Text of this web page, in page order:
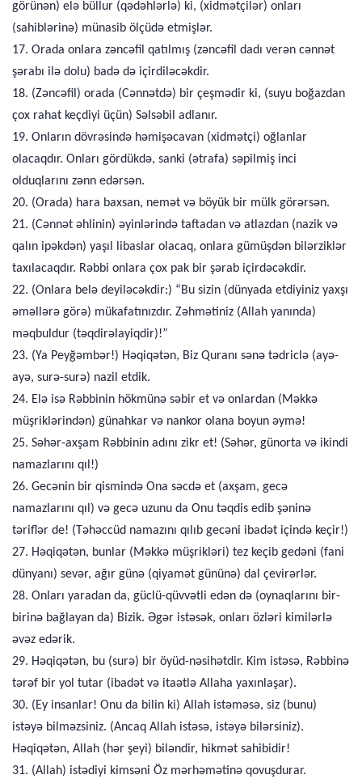
görünən) elə büllur (qədəhlərlə) ki, (xidmətçilər) onları
(sahiblərinə) münasib ölçüdə etmişlər.
17. Orada onlara zəncəfil qatılmış (zəncəfil dadı verən cənnət
şərabı ilə dolu) badə də içirdiləcəkdir.
18. (Zəncəfil) orada (Cənnətdə) bir çeşmədir ki, (suyu boğazdan
çox rahat keçdiyi üçün) Səlsəbil adlanır.
19. Onların dövrəsində həmişəcavan (xidmətçi) oğlanlar
olacaqdır. Onları gördükdə, sanki (ətrafa) səpilmiş inci
olduqlarını zənn edərsən.
20. (Orada) hara baxsan, nemət və böyük bir mülk görərsən.
21. (Cənnət əhlinin) əyinlərində taftadan və atlazdan (nazik və
qalın ipəkdən) yaşıl libaslar olacaq, onlara gümüşdən bilərziklər
taxılacaqdır. Rəbbi onlara çox pak bir şərab içirdəcəkdir.
22. (Onlara belə deyiləcəkdir:) “Bu sizin (dünyada etdiyiniz yaxşı
əməllərə görə) mükafatınızdır. Zəhmətiniz (Allah yanında)
məqbuldur (təqdirəlayiqdir)!”
23. (Ya Peyğəmbər!) Həqiqətən, Biz Quranı sənə tədriclə (ayə-
ayə, surə-surə) nazil etdik.
24. Elə isə Rəbbinin hökmünə səbir et və onlardan (Məkkə
müşriklərindən) günahkar və nankor olana boyun əymə!
25. Səhər-axşam Rəbbinin adını zikr et! (Səhər, günorta və ikindi
namazlarını qıl!)
26. Gecənin bir qismində Ona səcdə et (axşam, gecə
namazlarını qıl) və gecə uzunu da Onu təqdis edib şəninə
təriflər de! (Təhəccüd namazını qılıb gecəni ibadət içində keçir!)
27. Həqiqətən, bunlar (Məkkə müşrikləri) tez keçib gedəni (fani
dünyanı) sevər, ağır günə (qiyamət gününə) dal çevirərlər.
28. Onları yaradan da, güclü-qüvvətli edən də (oynaqlarını bir-
birinə bağlayan da) Bizik. Əgər istəsək, onları özləri kimilərlə
əvəz edərik.
29. Həqiqətən, bu (surə) bir öyüd-nəsihətdir. Kim istəsə, Rəbbinə
tərəf bir yol tutar (ibadət və itaətlə Allaha yaxınlaşar).
30. (Ey insanlar! Onu da bilin ki) Allah istəməsə, siz (bunu)
istəyə bilməzsiniz. (Ancaq Allah istəsə, istəyə bilərsiniz).
Həqiqətən, Allah (hər şeyi) biləndir, hikmət sahibidir!
31. (Allah) istədiyi kimsəni Öz mərhəmətinə qovuşdurar.